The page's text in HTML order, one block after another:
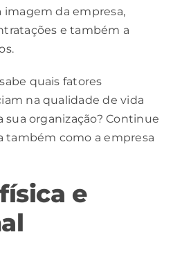
imagem da empresa,
e também a
quais fatores
na qualidade de vida
sua organização? Continue
também como a empresa
e